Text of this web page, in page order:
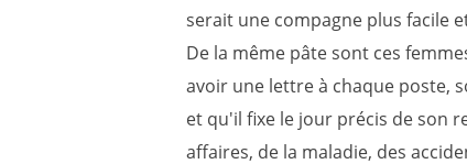
serait une compagne plus facile
De la même pâte sont ces
avoir une lettre à chaque poste,
et qu'il fixe le jour précis de son
affaires, de la maladie, des